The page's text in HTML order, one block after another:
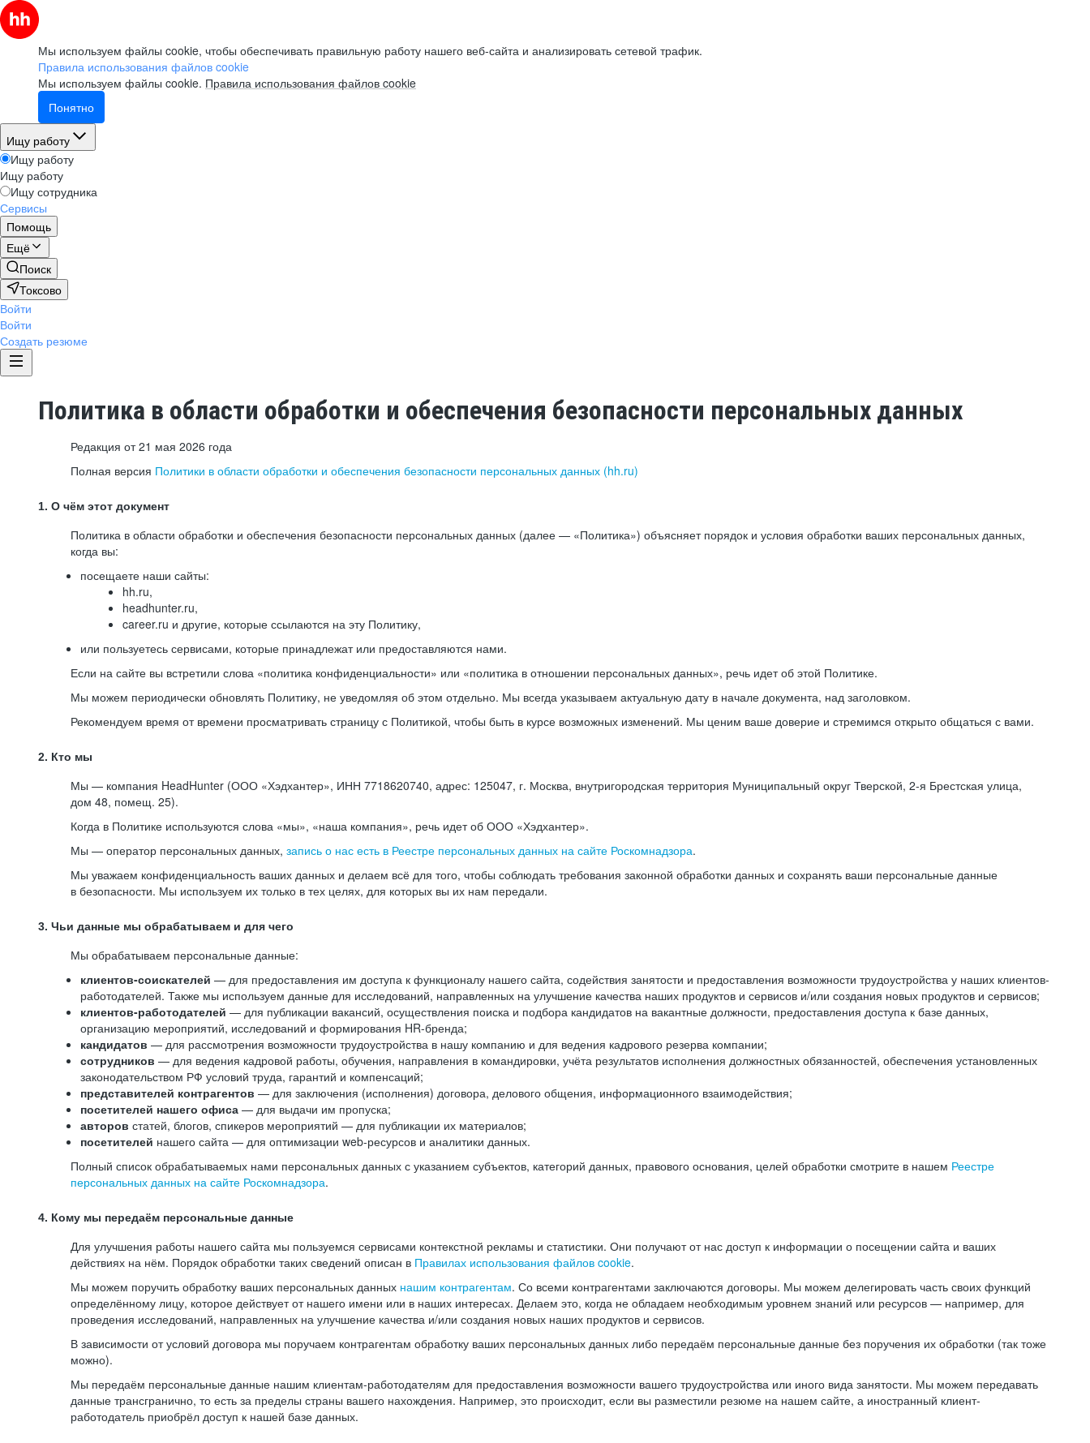
Мы используем файлы cookie, чтобы обеспечивать правильную работу нашего веб-сайта и анализировать сетевой трафик.
Правила использования файлов cookie
Мы используем файлы cookie. Правила использования файлов cookie
Понятно
Ищу работу
Ищу работу
Ищу работу
Ищу сотрудника
Сервисы
Помощь
Ещё
Поиск
Токсово
Войти
Войти
Создать резюме
Политика в области обработки и обеспечения безопасности персональных данных
Редакция от 21 мая 2026 года
Полная версия Политики в области обработки и обеспечения безопасности персональных данных (hh.ru)
1. О чём этот документ
Политика в области обработки и обеспечения безопасности персональных данных (далее — «Политика») объясняет порядок и условия обработки ваших персональных данных,
когда вы:
посещаете наши сайты:
hh.ru,
headhunter.ru,
career.ru и другие, которые ссылаются на эту Политику,
или пользуетесь сервисами, которые принадлежат или предоставляются нами.
Если на сайте вы встретили слова «политика конфиденциальности» или «политика в отношении персональных данных», речь идет об этой Политике.
Мы можем периодически обновлять Политику, не уведомляя об этом отдельно. Мы всегда указываем актуальную дату в начале документа, над заголовком.
Рекомендуем время от времени просматривать страницу с Политикой, чтобы быть в курсе возможных изменений. Мы ценим ваше доверие и стремимся открыто общаться с вами.
2. Кто мы
Мы — компания HeadHunter (ООО «Хэдхантер», ИНН 7718620740, адрес: 125047, г. Москва, внутригородская территория Муниципальный округ Тверской, 2-я Брестская улица,
дом 48, помещ. 25).
Когда в Политике используются слова «мы», «наша компания», речь идет об ООО «Хэдхантер».
Мы — оператор персональных данных, запись о нас есть в Реестре персональных данных на сайте Роскомнадзора.
Мы уважаем конфиденциальность ваших данных и делаем всё для того, чтобы соблюдать требования законной обработки данных и сохранять ваши персональные данные
в безопасности. Мы используем их только в тех целях, для которых вы их нам передали.
3. Чьи данные мы обрабатываем и для чего
Мы обрабатываем персональные данные:
клиентов-соискателей — для предоставления им доступа к функционалу нашего сайта, содействия занятости и предоставления возможности трудоустройства у наших клиентов-
работодателей. Также мы используем данные для исследований, направленных на улучшение качества наших продуктов и сервисов и/или создания новых продуктов и сервисов;
клиентов-работодателей — для публикации вакансий, осуществления поиска и подбора кандидатов на вакантные должности, предоставления доступа к базе данных,
организацию мероприятий, исследований и формирования HR-бренда;
кандидатов — для рассмотрения возможности трудоустройства в нашу компанию и для ведения кадрового резерва компании;
сотрудников — для ведения кадровой работы, обучения, направления в командировки, учёта результатов исполнения должностных обязанностей, обеспечения установленных
законодательством РФ условий труда, гарантий и компенсаций;
представителей контрагентов — для заключения (исполнения) договора, делового общения, информационного взаимодействия;
посетителей нашего офиса — для выдачи им пропуска;
авторов статей, блогов, спикеров мероприятий — для публикации их материалов;
посетителей нашего сайта — для оптимизации web-ресурсов и аналитики данных.
Полный список обрабатываемых нами персональных данных с указанием субъектов, категорий данных, правового основания, целей обработки смотрите в нашем Реестре
персональных данных на сайте Роскомнадзора.
4. Кому мы передаём персональные данные
Для улучшения работы нашего сайта мы пользуемся сервисами контекстной рекламы и статистики. Они получают от нас доступ к информации о посещении сайта и ваших
действиях на нём. Порядок обработки таких сведений описан в Правилах использования файлов cookie.
Мы можем поручить обработку ваших персональных данных нашим контрагентам. Со всеми контрагентами заключаются договоры. Мы можем делегировать часть своих функций
определённому лицу, которое действует от нашего имени или в наших интересах. Делаем это, когда не обладаем необходимым уровнем знаний или ресурсов — например, для
проведения исследований, направленных на улучшение качества и/или создания новых наших продуктов и сервисов.
В зависимости от условий договора мы поручаем контрагентам обработку ваших персональных данных либо передаём персональные данные без поручения их обработки (так тоже
можно).
Мы передаём персональные данные нашим клиентам-работодателям для предоставления возможности вашего трудоустройства или иного вида занятости. Мы можем передавать
данные трансгранично, то есть за пределы страны вашего нахождения. Например, это происходит, если вы разместили резюме на нашем сайте, а иностранный клиент-
работодатель приобрёл доступ к нашей базе данных.